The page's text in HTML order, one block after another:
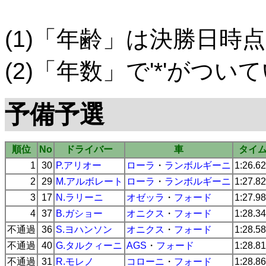
(1)「年齢」は決勝日時点
(2)「年数」で'*'がつい
予備予選
順位 No ドライバー 車
タイ
1
30 P.アリオー ローラ ・ ランボルギーニ
2
29 M.アルボレート ローラ ・ ランボルギーニ
3
17 N.ラリーニ オゼッラ ・ フォード
4 37 B.ガショー オニクス ・ フォード
不通過
36 S.ヨハンソン オニクス ・ フォード
不通過
40 G.タルクィーニ AGS ・ フォード
不通過
31 R.モレノ コローニ ・ フォード